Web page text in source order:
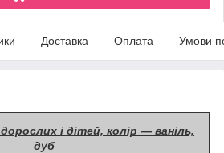
Доставка Оплата Умови
і дітей, колір — ваніль,
дуб